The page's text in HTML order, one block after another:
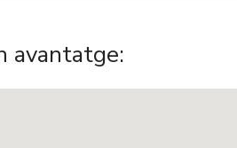
avantatge: